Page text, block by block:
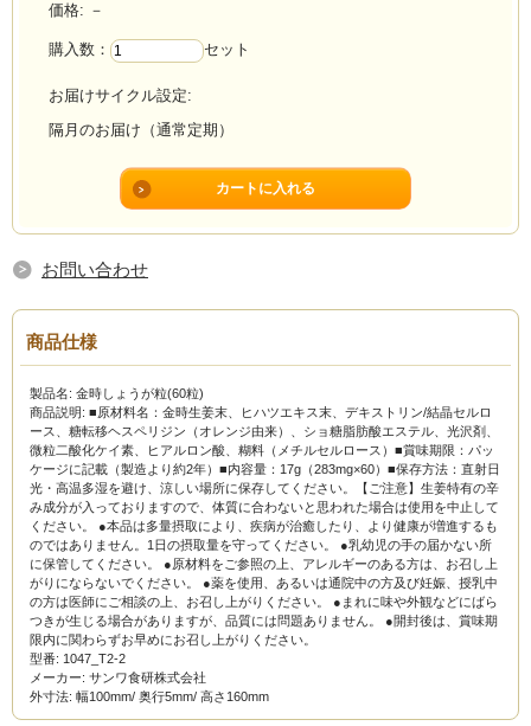
価格: －
購入数： セット
お届けサイクル設定:
隔月のお届け（通常定期）
お問い合わせ
商品仕様
製品名: 金時しょうが粒(60粒)
商品説明: ■原材料名：金時生姜末、ヒハツエキス末、デキストリン/結晶セルロ
ース、糖転移ヘスペリジン（オレンジ由来）、ショ糖脂肪酸エステル、光沢剤、
微粒二酸化ケイ素、ヒアルロン酸、糊料（メチルセルロース）■賞味期限：パッ
ケージに記載（製造より約2年）■内容量：17g（283mg×60）■保存方法：直射日
光・高温多湿を避け、涼しい場所に保存してください。【ご注意】生姜特有の辛
み成分が入っておりますので、体質に合わないと思われた場合は使用を中止して
ください。 ●本品は多量摂取により、疾病が治癒したり、より健康が増進するも
のではありません。1日の摂取量を守ってください。 ●乳幼児の手の届かない所
に保管してください。 ●原材料をご参照の上、アレルギーのある方は、お召し上
がりにならないでください。 ●薬を使用、あるいは通院中の方及び妊娠、授乳中
の方は医師にご相談の上、お召し上がりください。 ●まれに味や外観などにばら
つきが生じる場合がありますが、品質には問題ありません。 ●開封後は、賞味期
限内に関わらずお早めにお召し上がりください。
型番: 1047_T2-2
メーカー: サンワ食研株式会社
外寸法: 幅100mm/ 奥行5mm/ 高さ160mm